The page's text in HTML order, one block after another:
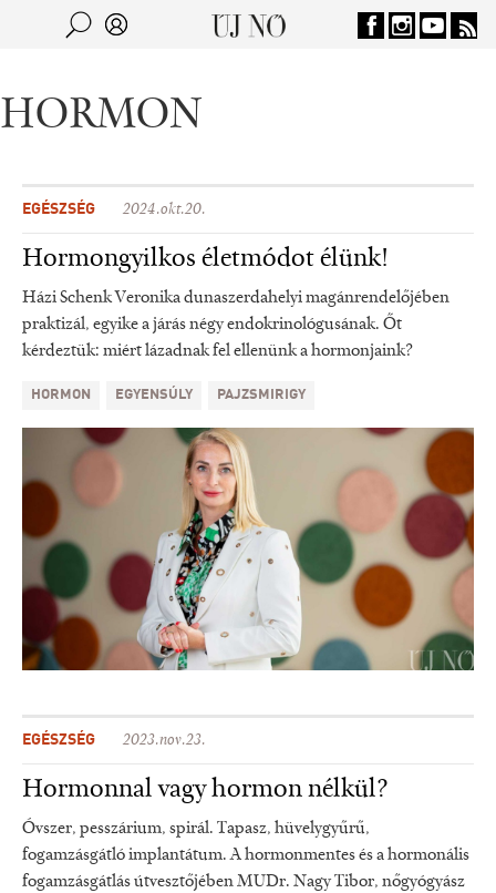
Jump to navigation
HORMON
EGÉSZSÉG 2024.okt.20.
Hormongyilkos életmódot élünk!
Házi Schenk Veronika dunaszerdahelyi magánrendelőjében
praktizál, egyike a járás négy endokrinológusának. Őt
kérdeztük: miért lázadnak fel ellenünk a hormonjaink?
HORMON EGYENSÚLY PAJZSMIRIGY
EGÉSZSÉG 2023.nov.23.
Hormonnal vagy hormon nélkül?
Óvszer, pesszárium, spirál. Tapasz, hüvelygyűrű,
fogamzásgátló implantátum. A hormonmentes és a hormonális
fogamzásgátlás útvesztőjében MUDr. Nagy Tibor, nőgyógyász